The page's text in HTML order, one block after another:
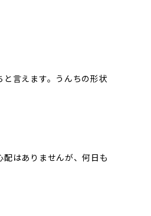
言えます。うんちの形状
はありませんが、何日も